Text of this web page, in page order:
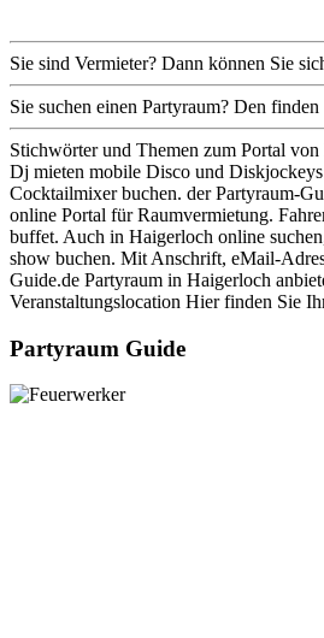
Sie sind Vermieter? Dann können Sie
Sie suchen einen Partyraum? Den finden
Stichwörter und Themen zum Portal
Dj mieten mobile Disco und
Cocktailmixer buchen. der Partyraum-
online Portal für Raumvermietung.
buffet. Auch in Haigerloch online
show buchen. Mit Anschrift, eMail-
Guide.de Partyraum in Haigerloch
Veranstaltungslocation Hier finden Sie
Partyraum Guide